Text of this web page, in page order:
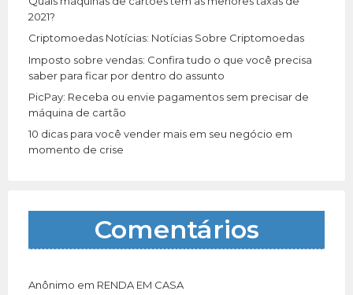
:
2021?
Criptomoedas Notícias: Notícias Sobre Criptomoedas
Imposto sobre vendas: Confira tudo o que você precisa
saber para ficar por dentro do assunto
PicPay: Receba ou envie pagamentos sem precisar de
máquina de cartão
10 dicas para você vender mais em seu negócio em
momento de crise
Comentários
Anônimo em RENDA EM CASA